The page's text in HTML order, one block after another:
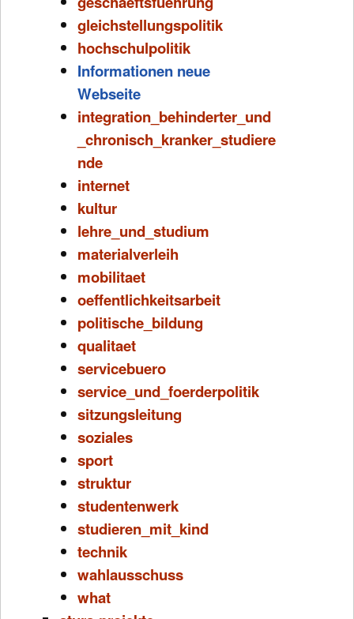
gleichstellungspolitik
hochschulpolitik
Informationen neue
Webseite
integration_behinderter_und
_chronisch_kranker_studiere
nde
internet
kultur
lehre_und_studium
materialverleih
mobilitaet
oeffentlichkeitsarbeit
politische_bildung
qualitaet
servicebuero
service_und_foerderpolitik
sitzungsleitung
soziales
sport
struktur
studentenwerk
studieren_mit_kind
technik
wahlausschuss
what